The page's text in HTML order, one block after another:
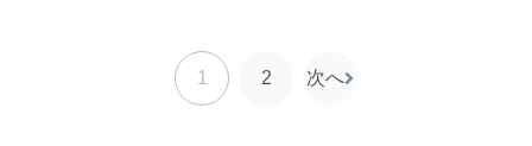
1 2 次へ